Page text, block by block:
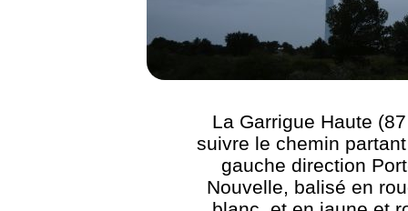
La Garrigue Haute
suivre le chemin
gauche direction
Nouvelle, balisé en